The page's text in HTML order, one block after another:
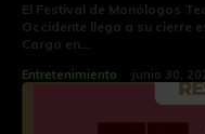
El Festival de Monólogos
Occidente llega a su cierre
Cargo en...
Entretenimiento junio 30,